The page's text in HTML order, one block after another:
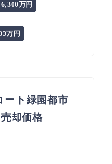
6,300万円
万円
ート緑園都市
却価格